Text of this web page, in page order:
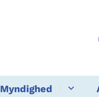
Myndighed